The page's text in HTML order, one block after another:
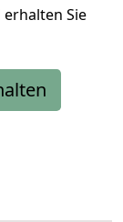
erhalten Sie